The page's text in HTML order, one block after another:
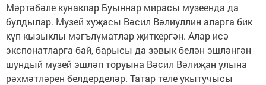
Мәртәбәле кунаклар Буыннар мирасы музеенда да
булдылар. Музей хуҗасы Вәсил Вәлиуллин аларга бик
күп кызыклы мәгълүматлар җиткергән. Алар исә
экспонатларга бай, барысы да зәвык белән эшләнгән
шундый музей эшләп торуына Вәсил Вәлиҗан улына
рәхмәтләрен белдерделәр. Татар теле укытучысы